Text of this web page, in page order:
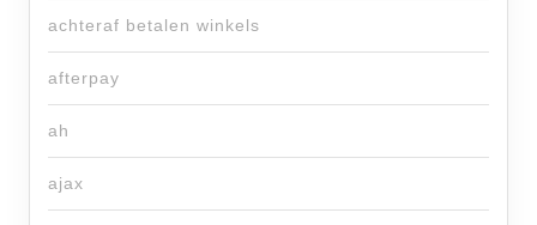
achteraf betalen winkels
afterpay
ah
ajax